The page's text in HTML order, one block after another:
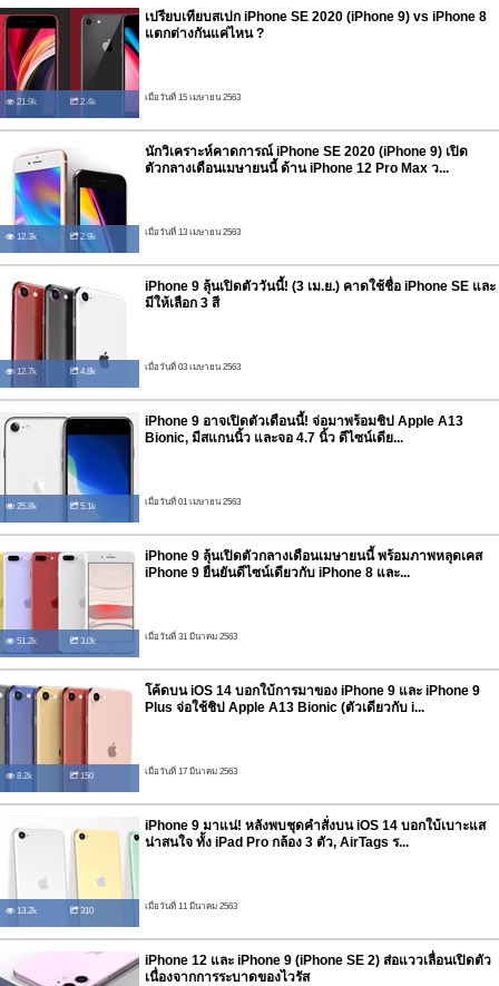
21.9k 2.4k
เปรียบเทียบสเปก iPhone SE 2020 (iPhone 9) vs iPhone 8
แตกต่างกันแค่ไหน ?
เมื่อวันที่ 15 เมษายน 2563
12.3k 2.9k
นักวิเคราะห์คาดการณ์ iPhone SE 2020 (iPhone 9) เปิด
ตัวกลางเดือนเมษายนนี้ ด้าน iPhone 12 Pro Max ว...
เมื่อวันที่ 13 เมษายน 2563
12.7k 4.8k
iPhone 9 ลุ้นเปิดตัววันนี้! (3 เม.ย.) คาดใช้ชื่อ iPhone SE และ
มีให้เลือก 3 สี
เมื่อวันที่ 03 เมษายน 2563
25.8k 5.1k
iPhone 9 อาจเปิดตัวเดือนนี้! จ่อมาพร้อมชิป Apple A13
Bionic, มีสแกนนิ้ว และจอ 4.7 นิ้ว ดีไซน์เดีย...
เมื่อวันที่ 01 เมษายน 2563
51.2k 3.0k
iPhone 9 ลุ้นเปิดตัวกลางเดือนเมษายนนี้ พร้อมภาพหลุดเคส
iPhone 9 ยืนยันดีไซน์เดียวกับ iPhone 8 และ...
เมื่อวันที่ 31 มีนาคม 2563
8.2k 150
โค้ดบน iOS 14 บอกใบ้การมาของ iPhone 9 และ iPhone 9
Plus จ่อใช้ชิป Apple A13 Bionic (ตัวเดียวกับ i...
เมื่อวันที่ 17 มีนาคม 2563
13.2k 310
iPhone 9 มาแน่! หลังพบชุดคำสั่งบน iOS 14 บอกใบ้เบาะแส
น่าสนใจ ทั้ง iPad Pro กล้อง 3 ตัว, AirTags ร...
เมื่อวันที่ 11 มีนาคม 2563
iPhone 12 และ iPhone 9 (iPhone SE 2) ส่อแววเลื่อนเปิดตัว
เนื่องจากการระบาดของไวรัส